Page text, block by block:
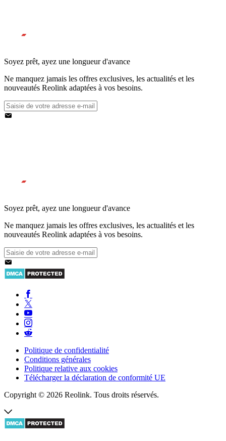
Soyez prêt, ayez une longueur d'avance
Ne manquez jamais les offres exclusives, les actualités et les
nouveautés Reolink adaptées à vos besoins.
Soyez prêt, ayez une longueur d'avance
Ne manquez jamais les offres exclusives, les actualités et les
nouveautés Reolink adaptées à vos besoins.
Politique de confidentialité
Conditions générales
Politique relative aux cookies
Télécharger la déclaration de conformité UE
Copyright © 2026 Reolink. Tous droits réservés.